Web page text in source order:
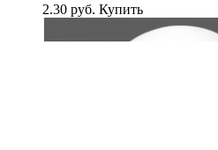
2.30 руб. Купить